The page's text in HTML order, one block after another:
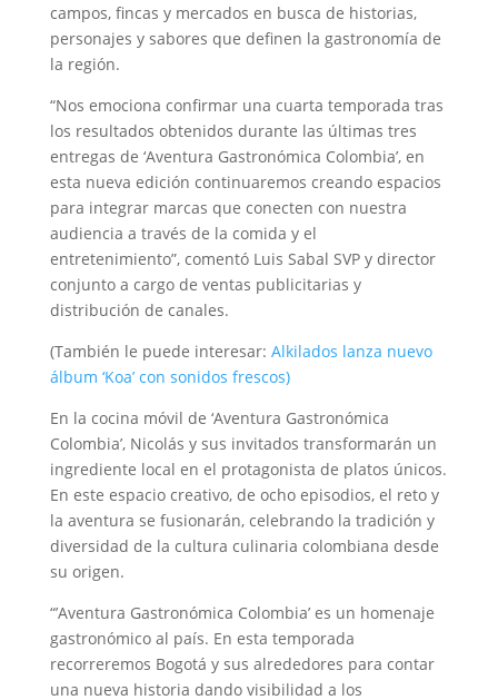
campos, fincas y mercados en busca de historias,
personajes y sabores que definen la gastronomía de
la región.
“Nos emociona confirmar una cuarta temporada tras
los resultados obtenidos durante las últimas tres
entregas de ‘Aventura Gastronómica Colombia’, en
esta nueva edición continuaremos creando espacios
para integrar marcas que conecten con nuestra
audiencia a través de la comida y el
entretenimiento”, comentó Luis Sabal SVP y director
conjunto a cargo de ventas publicitarias y
distribución de canales.
(También le puede interesar: Alkilados lanza nuevo
álbum ‘Koa’ con sonidos frescos)
En la cocina móvil de ‘Aventura Gastronómica
Colombia’, Nicolás y sus invitados transformarán un
ingrediente local en el protagonista de platos únicos.
En este espacio creativo, de ocho episodios, el reto y
la aventura se fusionarán, celebrando la tradición y
diversidad de la cultura culinaria colombiana desde
su origen.
“’Aventura Gastronómica Colombia’ es un homenaje
gastronómico al país. En esta temporada
recorreremos Bogotá y sus alrededores para contar
una nueva historia dando visibilidad a los